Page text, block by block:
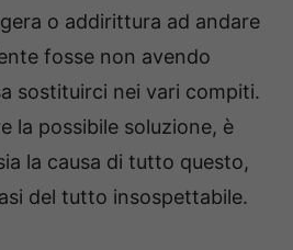
o addirittura ad andare
fosse non avendo
sostituirci nei vari compiti.
la possibile soluzione, è
la causa di tutto questo,
del tutto insospettabile.